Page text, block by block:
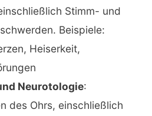
Stimm- und
Beispiele:
Heiserkeit,
Neurotologie:
des Ohrs, einschließlich